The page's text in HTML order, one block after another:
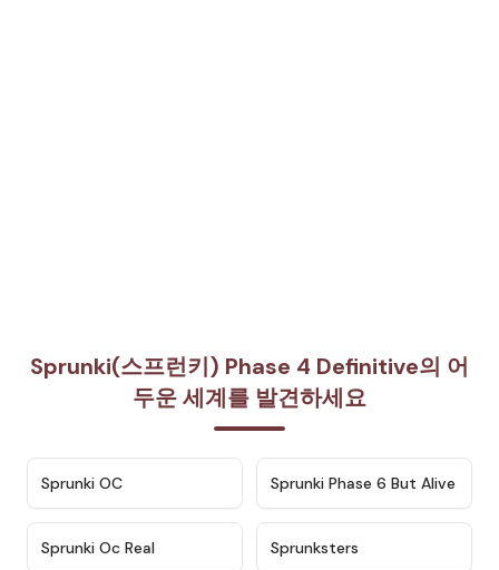
Sprunki(스프런키) Phase 4 Definitive의 어
두운 세계를 발견하세요
Sprunki OC ★ 4.9
Sprunki Phase 6 But Alive
Sprunki Oc Real Sprunksters